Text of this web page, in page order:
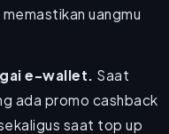
uangmu
e-wallet.
Saat
ada promo cashback
saat top up